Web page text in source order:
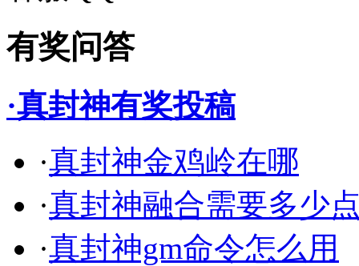
有奖问答
·真封神有奖投稿
·真封神金鸡岭在哪
·真封神融合需要多少
·真封神gm命令怎么用